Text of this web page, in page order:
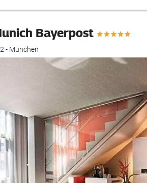
Bayerpost
- München